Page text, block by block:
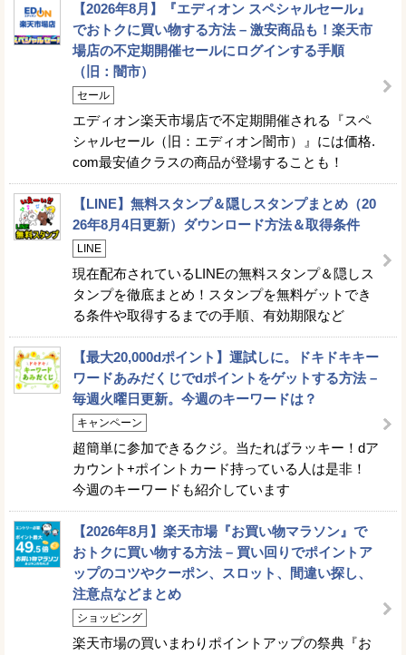
【2026年8月】『エディオン スペシャルセール』
でおトクに買い物する方法 – 激安商品も！楽天市
場店の不定期開催セールにログインする手順
（旧：闇市）
セール
エディオン楽天市場店で不定期開催される『スペ
シャルセール（旧：エディオン闇市）』には価格.
com最安値クラスの商品が登場することも！
【LINE】無料スタンプ＆隠しスタンプまとめ（20
26年8月4日更新）ダウンロード方法＆取得条件
LINE
現在配布されているLINEの無料スタンプ＆隠しス
タンプを徹底まとめ！スタンプを無料ゲットでき
る条件や取得するまでの手順、有効期限など
【最大20,000dポイント】運試しに。ドキドキキー
ワードあみだくじでdポイントをゲットする方法 –
毎週火曜日更新。今週のキーワードは？
キャンペーン
超簡単に参加できるクジ。当たればラッキー！dア
カウント+ポイントカード持っている人は是非！
今週のキーワードも紹介しています
【2026年8月】楽天市場『お買い物マラソン』で
おトクに買い物する方法 – 買い回りでポイントア
ップのコツやクーポン、スロット、間違い探し、
注意点などまとめ
ショッピング
楽天市場の買いまわりポイントアップの祭典『お